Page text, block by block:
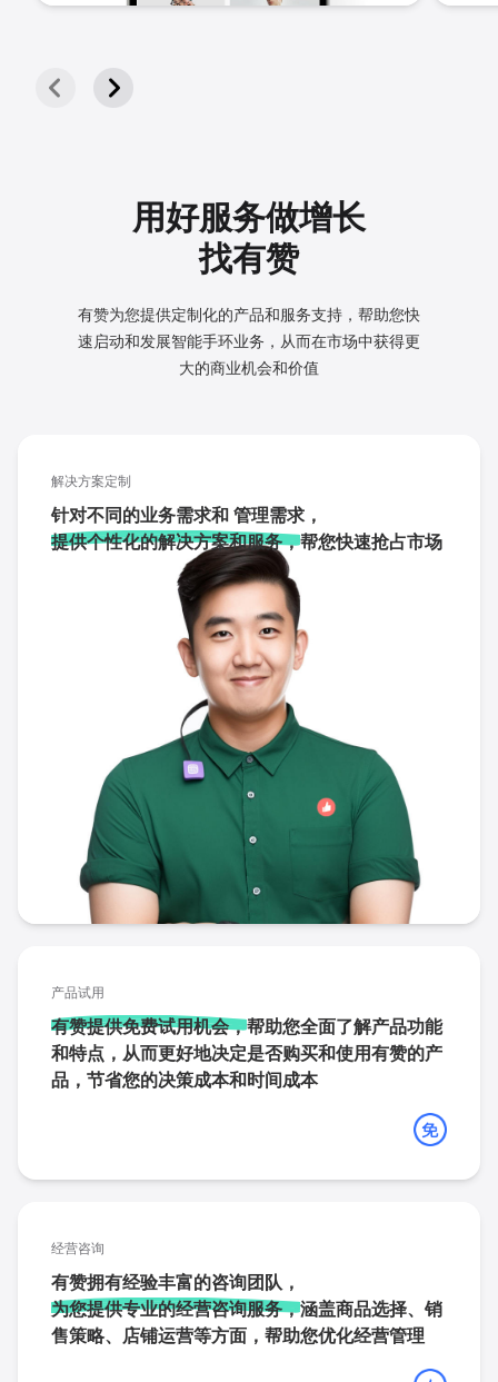
用好服务做增长
找有赞
有赞为您提供定制化的产品和服务支持，帮助您快
速启动和发展智能手环业务，从而在市场中获得更
大的商业机会和价值
解决方案定制
针对不同的业务需求和 管理需求，
提供个性化的解决方案和服务，帮您快速抢占市场
产品试用
有赞提供免费试用机会，帮助您全面了解产品功能
和特点，从而更好地决定是否购买和使用有赞的产
品，节省您的决策成本和时间成本
经营咨询
有赞拥有经验丰富的咨询团队，
为您提供专业的经营咨询服务，涵盖商品选择、销
售策略、店铺运营等方面，帮助您优化经营管理